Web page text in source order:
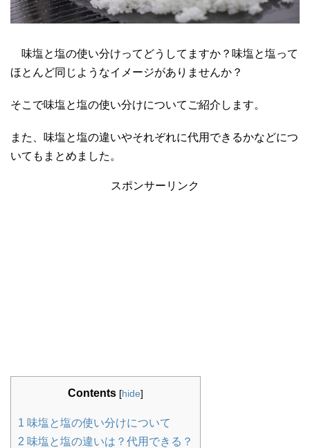
味塩と塩の使い分けってどうしてますか？味塩と塩って
ほとんど同じようなイメージがありませんか？
そこで味塩と塩の使い分けについてご紹介します。
また、味塩と塩の違いやそれぞれに代用できるかなどにつ
いてもまとめました。
スポンサーリンク
Contents [hide]
1 味塩と塩の使い分けについて
2 味塩と塩の違いは？代用できる？